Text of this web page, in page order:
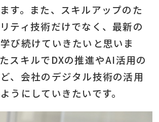
す。また、スキルアップのた
ティ技術だけでなく、最新の
び続けていきたいと思いま
スキルでDXの推進やAI活用の
、会社のデジタル技術の活用
うにしていきたいです。